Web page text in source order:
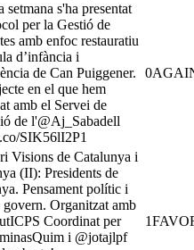
setmana s'ha presentat
per la Gestió de
amb enfoc restauratiu
d’infància i
de Can Puiggener.
en el que hem
amb el Servei de
de l'@Aj_Sabadell
SIK56lI2P1
0
Visions de Catalunya i
(II): Presidents de
Pensament polític i
govern. Organitzat amb
Coordinat per
i @jotajlpf
1